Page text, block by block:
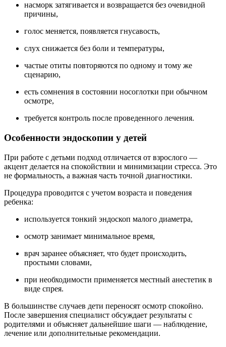
насморк затягивается и возвращается без очевидной
причины,
голос меняется, появляется гнусавость,
слух снижается без боли и температуры,
частые отиты повторяются по одному и тому же
сценарию,
есть сомнения в состоянии носоглотки при обычном
осмотре,
требуется контроль после проведенного лечения.
Особенности эндоскопии у детей
При работе с детьми подход отличается от взрослого —
акцент делается на спокойствии и минимизации стресса. Это
не формальность, а важная часть точной диагностики.
Процедура проводится с учетом возраста и поведения
ребенка:
используется тонкий эндоскоп малого диаметра,
осмотр занимает минимальное время,
врач заранее объясняет, что будет происходить,
простыми словами,
при необходимости применяется местный анестетик в
виде спрея.
В большинстве случаев дети переносят осмотр спокойно.
После завершения специалист обсуждает результаты с
родителями и объясняет дальнейшие шаги — наблюдение,
лечение или дополнительные рекомендации.